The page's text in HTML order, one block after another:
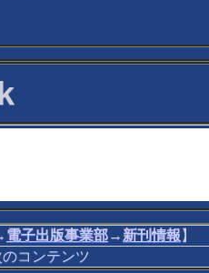
電子出版事業部→ 新刊情報】
のコンテンツ